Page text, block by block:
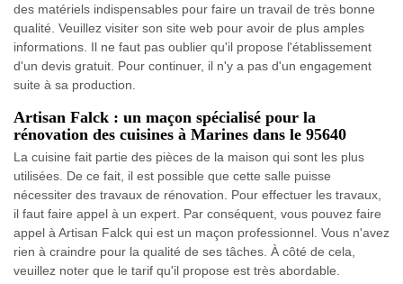
des matériels indispensables pour faire un travail de très bonne
qualité. Veuillez visiter son site web pour avoir de plus amples
informations. Il ne faut pas oublier qu'il propose l'établissement
d'un devis gratuit. Pour continuer, il n'y a pas d'un engagement
suite à sa production.
Artisan Falck : un maçon spécialisé pour la
rénovation des cuisines à Marines dans le 95640
La cuisine fait partie des pièces de la maison qui sont les plus
utilisées. De ce fait, il est possible que cette salle puisse
nécessiter des travaux de rénovation. Pour effectuer les travaux,
il faut faire appel à un expert. Par conséquent, vous pouvez faire
appel à Artisan Falck qui est un maçon professionnel. Vous n'avez
rien à craindre pour la qualité de ses tâches. À côté de cela,
veuillez noter que le tarif qu'il propose est très abordable.